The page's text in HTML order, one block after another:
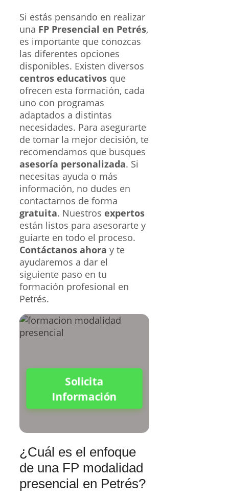
Si estás pensando en realizar
una FP Presencial en Petrés,
es importante que conozcas
las diferentes opciones
disponibles. Existen diversos
centros educativos que
ofrecen esta formación, cada
uno con programas
adaptados a distintas
necesidades. Para asegurarte
de tomar la mejor decisión, te
recomendamos que busques
asesoría personalizada. Si
necesitas ayuda o más
información, no dudes en
contactarnos de forma
gratuita. Nuestros expertos
están listos para asesorarte y
guiarte en todo el proceso.
Contáctanos ahora y te
ayudaremos a dar el
siguiente paso en tu
formación profesional en
Petrés.
Solicita
Información
¿Cuál es el enfoque
de una FP modalidad
presencial en Petrés?